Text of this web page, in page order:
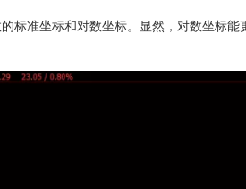
标准坐标和对数坐标。显然，对数坐标能